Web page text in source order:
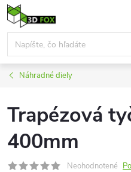
Prejsť
na
obsah
Náhradné diely
Trapézová
400mm
Neohodnotené